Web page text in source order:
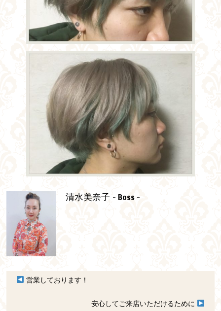
清水美奈子 - Boss -
営業しております！
安心してご来店いただけるために